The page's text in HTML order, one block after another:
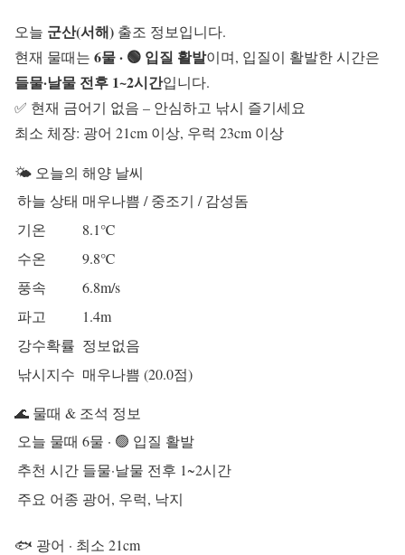
오늘 군산(서해) 출조 정보입니다.
현재 물때는 6물 · 🟢 입질 활발이며, 입질이 활발한 시간은
들물·날물 전후 1~2시간입니다.
✅ 현재 금어기 없음 – 안심하고 낚시 즐기세요
최소 체장: 광어 21cm 이상, 우럭 23cm 이상
🌤️ 오늘의 해양 날씨
하늘 상태 매우나쁨 / 중조기 / 감성돔
기온
8.1℃
수온
9.8℃
풍속
6.8m/s
파고
1.4m
강수확률 정보없음
낚시지수 매우나쁨 (20.0점)
🌊 물때 & 조석 정보
오늘 물때 6물 · 🟢 입질 활발
추천 시간 들물·날물 전후 1~2시간
주요 어종 광어, 우럭, 낙지
🐟 광어 · 최소 21cm